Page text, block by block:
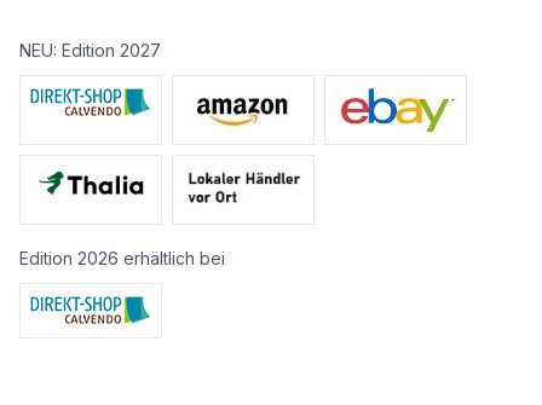
NEU: Edition 2027
Edition 2026 erhältlich bei